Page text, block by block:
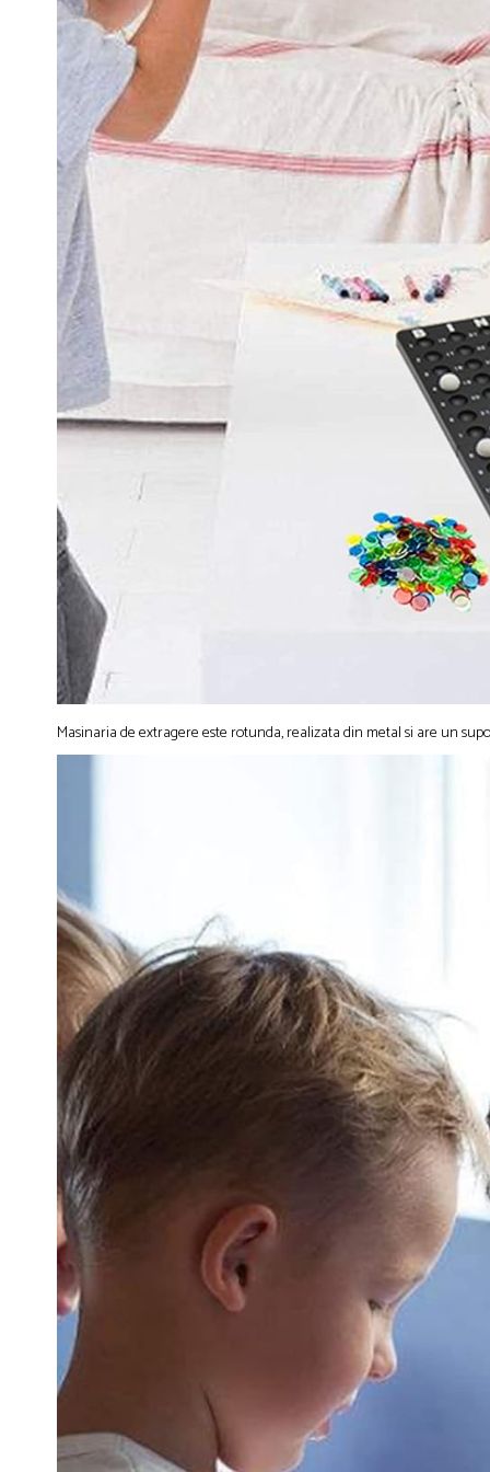
Masinaria de extragere este rotunda, realizata din metal si are un